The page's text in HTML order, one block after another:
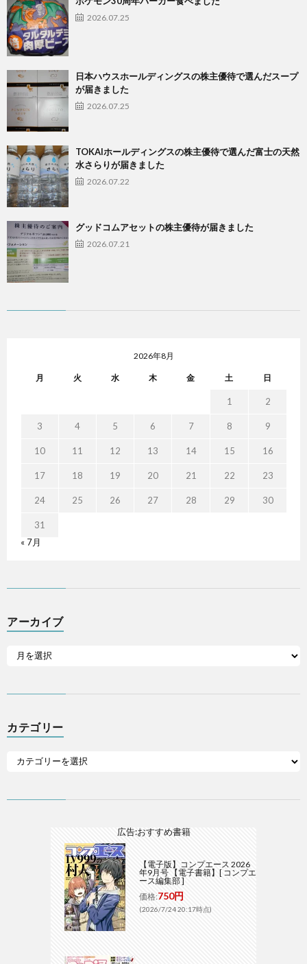
2026.07.25
日本ハウスホールディングスの株主優待で選んだスープ
が届きました
2026.07.25
TOKAIホールディングスの株主優待で選んだ富士の天然
水さらりが届きました
2026.07.22
グッドコムアセットの株主優待が届きました
2026.07.21
2026年8月
月 火 水 木 金 土 日
1 2
3 4 5 6 7 8 9
10 11 12 13 14 15 16
17 18 19 20 21 22 23
24 25 26 27 28 29 30
31
« 7月
アーカイブ
カテゴリー
広告:おすすめ書籍
【電子版】コンプエース 2026
年9月号 【電子書籍】[ コンプエ
ース編集部 ]
価格:750円
(2026/7/24 20:17時点)